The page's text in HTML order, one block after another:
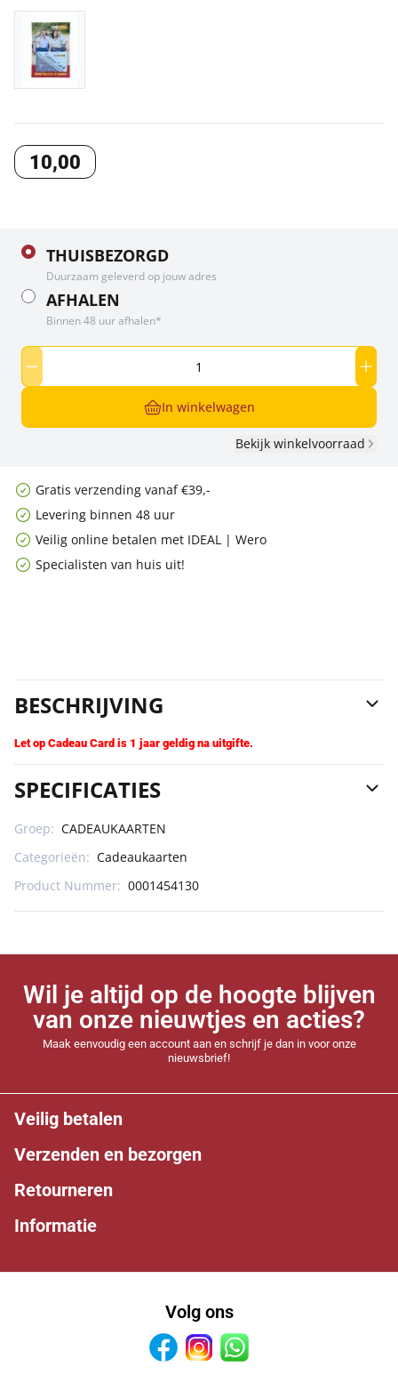
10,00
THUISBEZORGD
Duurzaam geleverd op jouw adres
AFHALEN
Binnen 48 uur afhalen*
In winkelwagen
Bekijk winkelvoorraad
Gratis verzending vanaf €39,-
Levering binnen 48 uur
Veilig online betalen met IDEAL | Wero
Specialisten van huis uit!
BESCHRIJVING
Let op Cadeau Card is 1 jaar geldig na uitgifte.
SPECIFICATIES
Groep: CADEAUKAARTEN
Categorieën: Cadeaukaarten
Product Nummer: 0001454130
Wil je altijd op de hoogte blijven
van onze nieuwtjes en acties?
Maak eenvoudig een account aan en schrijf je dan in voor onze
nieuwsbrief!
Veilig betalen
Verzenden en bezorgen
Retourneren
Informatie
Volg ons
FacebookInstagram